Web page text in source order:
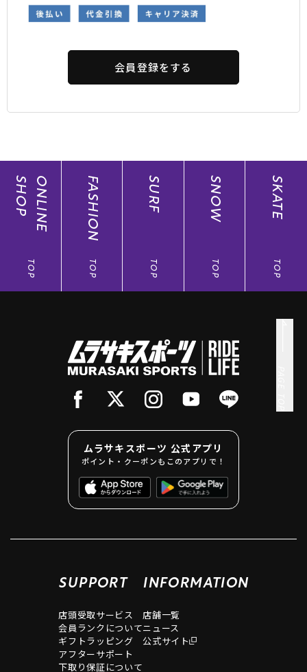
会員登録をする
ONLINE
SHOP
TOP
FASHION
TOP
SURF
TOP
SNOW
TOP
SKATE
TOP
ムラサキスポーツ 公式アプリ
ポイント・クーポンもこのアプリで！
SUPPORT
店頭受取サービス
会員ランクについて
ギフトラッピング
アフターサポート
下取り保証について
INFORMATION
店舗一覧
ニュース
公式サイト